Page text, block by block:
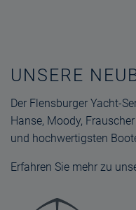
UNSERE
Der Flensburger Yacht-
Hanse, Moody,
und hochwertigsten
Erfahren Sie mehr zu